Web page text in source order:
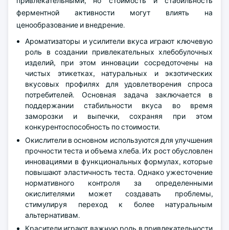
ферментной активности могут влиять на
ценообразование и внедрение.
Ароматизаторы и усилители вкуса играют ключевую
роль в создании привлекательных хлебобулочных
изделий, при этом инновации сосредоточены на
чистых этикетках, натуральных и экзотических
вкусовых профилях для удовлетворения спроса
потребителей. Основная задача заключается в
поддержании стабильности вкуса во время
заморозки и выпечки, сохраняя при этом
конкурентоспособность по стоимости.
Окислители в основном используются для улучшения
прочности теста и объема хлеба. Их рост обусловлен
инновациями в функциональных формулах, которые
повышают эластичность теста. Однако ужесточение
нормативного контроля за определенными
окислителями может создавать проблемы,
стимулируя переход к более натуральным
альтернативам.